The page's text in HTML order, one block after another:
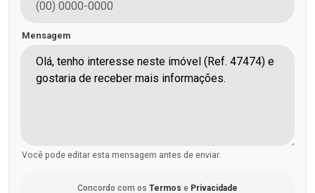
Mensagem
Você pode editar esta mensagem antes de enviar.
Concordo com os Termos e Privacidade